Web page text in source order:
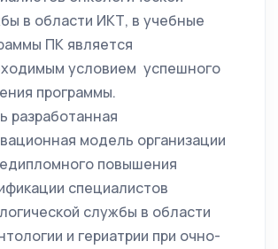
в области ИКТ, в учебные
ПК является
условием успешного
программы.
разработанная
модель организации
повышения
специалистов
службы в области
и гериатрии при очно-